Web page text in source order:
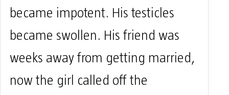
became impotent. His testicles
became swollen. His friend was
weeks away from getting married,
now the girl called off the